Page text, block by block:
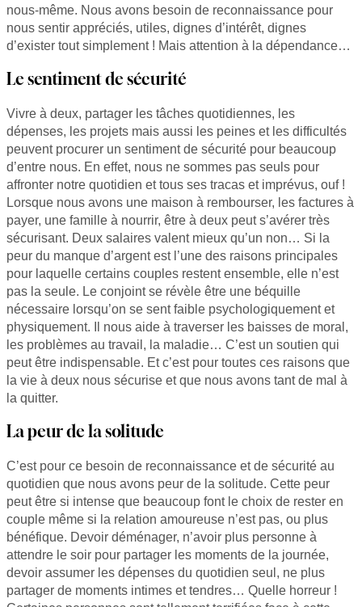
nous-même. Nous avons besoin de reconnaissance pour
nous sentir appréciés, utiles, dignes d’intérêt, dignes
d’exister tout simplement ! Mais attention à la dépendance…
Le sentiment de sécurité
Vivre à deux, partager les tâches quotidiennes, les
dépenses, les projets mais aussi les peines et les difficultés
peuvent procurer un sentiment de sécurité pour beaucoup
d’entre nous. En effet, nous ne sommes pas seuls pour
affronter notre quotidien et tous ses tracas et imprévus, ouf !
Lorsque nous avons une maison à rembourser, les factures à
payer, une famille à nourrir, être à deux peut s’avérer très
sécurisant. Deux salaires valent mieux qu’un non… Si la
peur du manque d’argent est l’une des raisons principales
pour laquelle certains couples restent ensemble, elle n’est
pas la seule. Le conjoint se révèle être une béquille
nécessaire lorsqu’on se sent faible psychologiquement et
physiquement. Il nous aide à traverser les baisses de moral,
les problèmes au travail, la maladie… C’est un soutien qui
peut être indispensable. Et c’est pour toutes ces raisons que
la vie à deux nous sécurise et que nous avons tant de mal à
la quitter.
La peur de la solitude
C’est pour ce besoin de reconnaissance et de sécurité au
quotidien que nous avons peur de la solitude. Cette peur
peut être si intense que beaucoup font le choix de rester en
couple même si la relation amoureuse n’est pas, ou plus
bénéfique. Devoir déménager, n’avoir plus personne à
attendre le soir pour partager les moments de la journée,
devoir assumer les dépenses du quotidien seul, ne plus
partager de moments intimes et tendres… Quelle horreur !